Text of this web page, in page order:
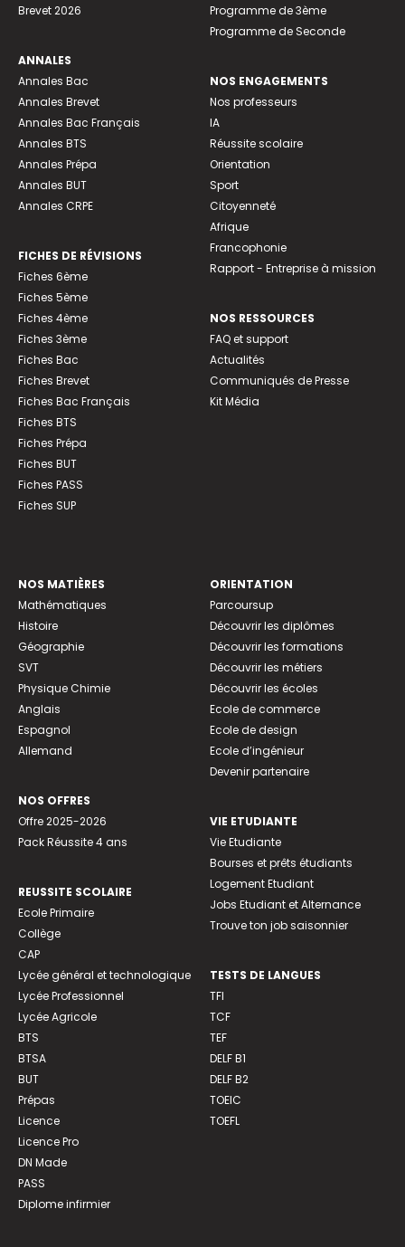
Brevet 2026
ANNALES
Annales Bac
Annales Brevet
Annales Bac Français
Annales BTS
Annales Prépa
Annales BUT
Annales CRPE
FICHES DE RÉVISIONS
Fiches 6ème
Fiches 5ème
Fiches 4ème
Fiches 3ème
Fiches Bac
Fiches Brevet
Fiches Bac Français
Fiches BTS
Fiches Prépa
Fiches BUT
Fiches PASS
Fiches SUP
Programme de 3ème
Programme de Seconde
NOS ENGAGEMENTS
Nos professeurs
IA
Réussite scolaire
Orientation
Sport
Citoyenneté
Afrique
Francophonie
Rapport - Entreprise à mission
NOS RESSOURCES
FAQ et support
Actualités
Communiqués de Presse
Kit Média
NOS MATIÈRES
Mathématiques
Histoire
Géographie
SVT
Physique Chimie
Anglais
Espagnol
Allemand
NOS OFFRES
Offre 2025-2026
Pack Réussite 4 ans
REUSSITE SCOLAIRE
Ecole Primaire
Collège
CAP
Lycée général et technologique
Lycée Professionnel
Lycée Agricole
BTS
BTSA
BUT
Prépas
Licence
Licence Pro
DN Made
PASS
Diplome infirmier
ORIENTATION
Parcoursup
Découvrir les diplômes
Découvrir les formations
Découvrir les métiers
Découvrir les écoles
Ecole de commerce
Ecole de design
Ecole d’ingénieur
Devenir partenaire
VIE ETUDIANTE
Vie Etudiante
Bourses et prêts étudiants
Logement Etudiant
Jobs Etudiant et Alternance
Trouve ton job saisonnier
TESTS DE LANGUES
TFI
TCF
TEF
DELF B1
DELF B2
TOEIC
TOEFL